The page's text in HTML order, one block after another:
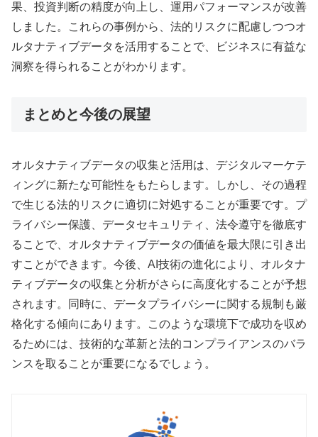
果、投資判断の精度が向上し、運用パフォーマンスが改善
しました。これらの事例から、法的リスクに配慮しつつオ
ルタナティブデータを活用することで、ビジネスに有益な
洞察を得られることがわかります。
まとめと今後の展望
オルタナティブデータの収集と活用は、デジタルマーケテ
ィングに新たな可能性をもたらします。しかし、その過程
で生じる法的リスクに適切に対処することが重要です。プ
ライバシー保護、データセキュリティ、法令遵守を徹底す
ることで、オルタナティブデータの価値を最大限に引き出
すことができます。今後、AI技術の進化により、オルタナ
ティブデータの収集と分析がさらに高度化することが予想
されます。同時に、データプライバシーに関する規制も厳
格化する傾向にあります。このような環境下で成功を収め
るためには、技術的な革新と法的コンプライアンスのバラ
ンスを取ることが重要になるでしょう。